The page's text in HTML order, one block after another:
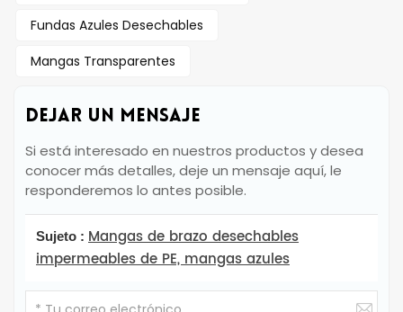
Fundas Azules Desechables
Mangas Transparentes
DEJAR UN MENSAJE
Si está interesado en nuestros productos y desea
conocer más detalles, deje un mensaje aquí, le
responderemos lo antes posible.
Sujeto : Mangas de brazo desechables
impermeables de PE, mangas azules